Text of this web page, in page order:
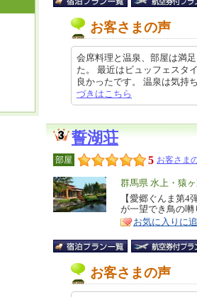
お客さまの声
会席料理と温泉、部屋は満
た。 最近はビュッフェスタ
良かったです。 温泉は気
づきはこちら
誓湖荘
部屋 5 お客さま
エ
リ
ア
群馬県 水上・猿
特
徴
【愛郷ぐんま第
が一望でき鳥の
お気に入りに
お客さまの声